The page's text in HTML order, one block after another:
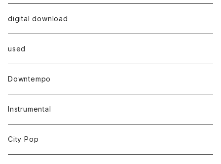
digital download
used
Downtempo
Instrumental
City Pop